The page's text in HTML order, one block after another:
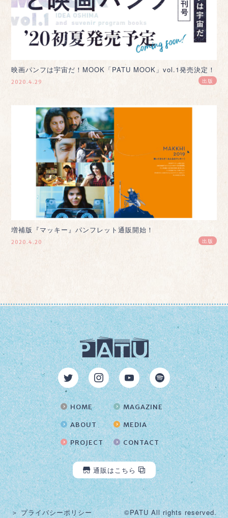
映画パンフは宇宙だ！MOOK「PATU MOOK」vol.1発売決定！
2020.4.29 出版
増補版『マッキー』パンフレット通販開始！
2020.4.20 出版
HOME
ABOUT
PROJECT
MAGAZINE
MEDIA
CONTACT
通販はこちら
＞ プライバシーポリシー ©PATU All rights reserved.